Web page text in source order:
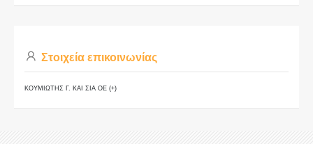
Στοιχεία επικοινωνίας
ΚΟΥΜΙΩΤΗΣ Γ. ΚΑΙ ΣΙΑ ΟΕ (+)